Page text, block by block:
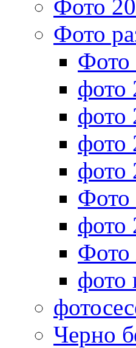
Фото
Фото
Фото
фото
фото
фото
фото
Фото
фото
Фото
фото
Черно